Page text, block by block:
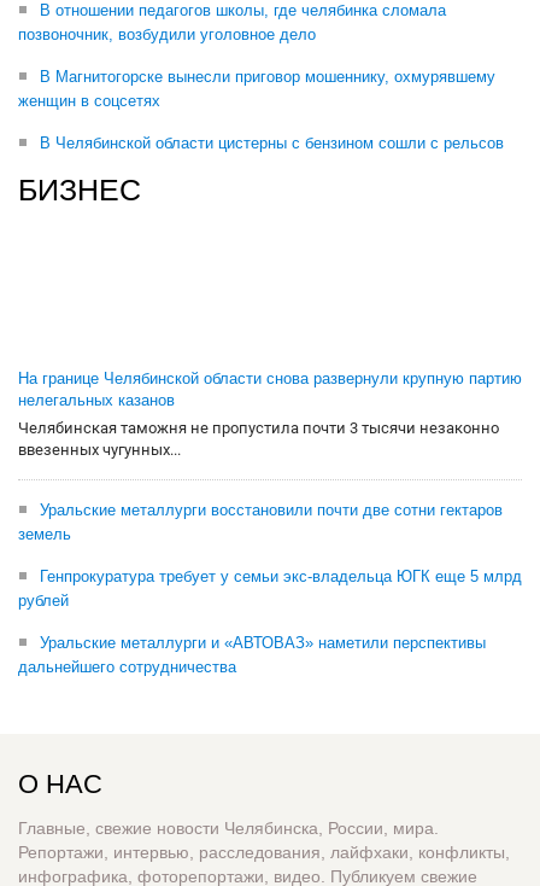
В отношении педагогов школы, где челябинка сломала
позвоночник, возбудили уголовное дело
В Магнитогорске вынесли приговор мошеннику, охмурявшему
женщин в соцсетях
В Челябинской области цистерны с бензином сошли с рельсов
БИЗНЕС
На границе Челябинской области снова развернули крупную партию
нелегальных казанов
Челябинская таможня не пропустила почти 3 тысячи незаконно
ввезенных чугунных...
Уральские металлурги восстановили почти две сотни гектаров
земель
Генпрокуратура требует у семьи экс-владельца ЮГК еще 5 млрд
рублей
Уральские металлурги и «АВТОВАЗ» наметили перспективы
дальнейшего сотрудничества
О НАС
Главные, свежие новости Челябинска, России, мира.
Репортажи, интервью, расследования, лайфхаки, конфликты,
инфографика, фоторепортажи, видео. Публикуем свежие